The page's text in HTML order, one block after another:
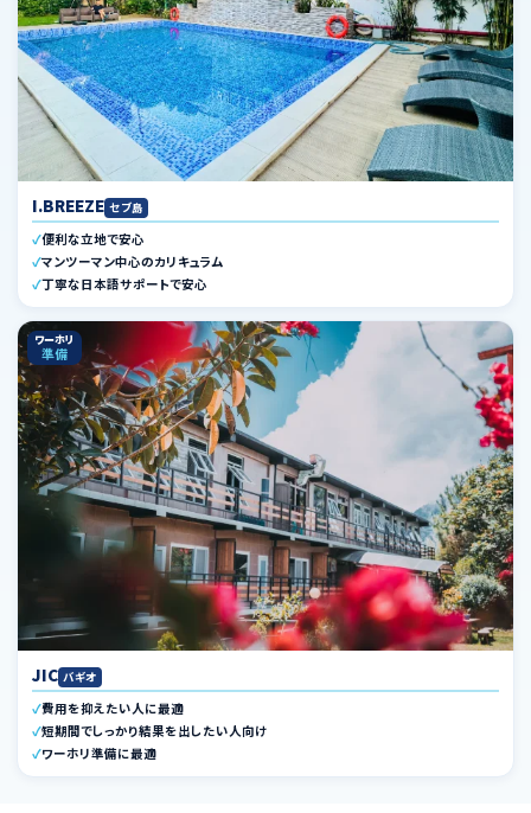
I.BREEZE セブ島
便利な立地で安心
マンツーマン中心のカリキュラム
丁寧な日本語サポートで安心
ワーホリ
準備
JIC バギオ
費用を抑えたい人に最適
短期間でしっかり結果を出したい人向け
ワーホリ準備に最適